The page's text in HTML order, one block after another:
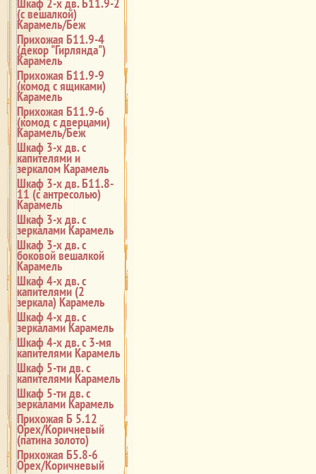
(с вешалкой)
Карамель/Беж
Прихожая Б11.9-4
(декор "Гирлянда")
Карамель
Прихожая Б11.9-9
(комод с ящиками)
Карамель
Прихожая Б11.9-6
(комод с дверцами)
Карамель/Беж
Шкаф 3-х дв. с
капителями и
зеркалом Карамель
Шкаф 3-х дв. Б11.8-
11 (с антресолью)
Карамель
Шкаф 3-х дв. с
зеркалами Карамель
Шкаф 3-х дв. с
боковой вешалкой
Карамель
Шкаф 4-х дв. с
капителями (2
зеркала) Карамель
Шкаф 4-х дв. с
зеркалами Карамель
Шкаф 4-х дв. с 3-мя
капителями Карамель
Шкаф 5-ти дв. с
капителями Карамель
Шкаф 5-ти дв. с
зеркалами Карамель
Прихожая Б 5.12
Орех/Коричневый
(патина золото)
Прихожая Б5.8-6
Орех/Коричневый